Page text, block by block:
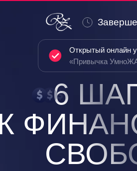
6
Открытый онлайн
«Привычка